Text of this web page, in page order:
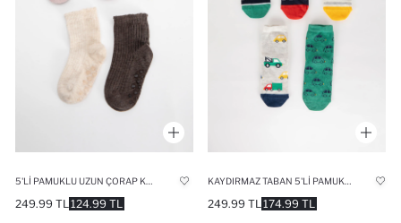
124.99 TL
249.99 TL 174.99 TL
249.99 TL